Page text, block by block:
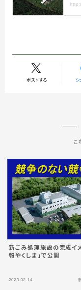
ポストする シ
こ
新ごみ処理施設の完成イ
報やくしま」で公開
2023.02.14